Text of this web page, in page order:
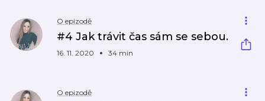
O epizodě
#4 Jak trávit čas sám se sebou.
16. 11. 2020 34 min
O epizodě